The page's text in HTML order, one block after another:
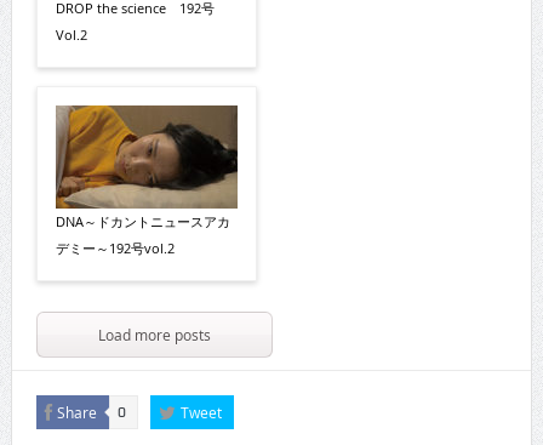
DROP the science 192号
Vol.2
DNA～ドカントニュースアカ
デミー～192号vol.2
Load more posts
Share 0 Tweet